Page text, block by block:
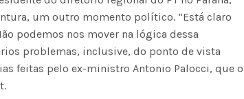
um outro momento político. “Está claro
podemos nos mover na lógica dessa
problemas, inclusive, do ponto de vista
feitas pelo ex-ministro Antonio Palocci, que o